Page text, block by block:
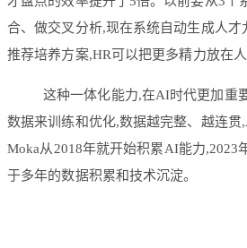
合、做交叉分析,现在系统自动生成人才
推荐培养方案,HR可以把更多精力放在人
这种一体化能力,在AI时代更加重
数据来训练和优化,数据越完整、越连贯
Moka从2018年就开始积累AI能力,2023
于多年的数据积累和技术沉淀。